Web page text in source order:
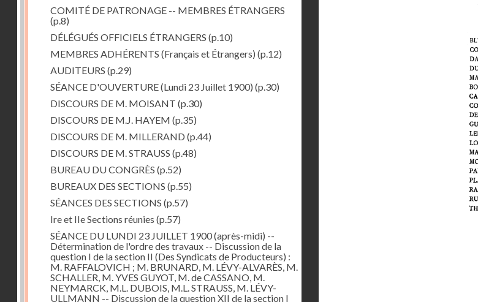
COMITÉ DE PATRONAGE -- MEMBRES ÉTRANGERS
(p.8)
DÉLÉGUÉS OFFICIELS ÉTRANGERS (p.10)
MEMBRES ADHÉRENTS (Français et Étrangers) (p.12)
AUDITEURS (p.29)
SÉANCE D'OUVERTURE (Lundi 23 Juillet 1900) (p.30)
DISCOURS DE M. MOISANT (p.30)
DISCOURS DE M.J. HAYEM (p.35)
DISCOURS DE M. MILLERAND (p.44)
DISCOURS DE M. STRAUSS (p.48)
BUREAU DU CONGRÈS (p.52)
BUREAUX DES SECTIONS (p.55)
SÉANCES DES SECTIONS (p.57)
Ire et IIe Sections réunies (p.57)
SÉANCE DU LUNDI 23 JUILLET 1900 (après-midi) --
Détermination de l'ordre des travaux -- Discussion de la
question I de la section II (Des Syndicats de Producteurs) :
M. RAFFALOVICH ; M. BRUNARD, M. LÉVY-ALVARÈS, M.
SCHALLER, M. YVES GUYOT, M. de CASSANO, M.
NEYMARCK, M.L. DUBOIS, M.L. STRAUSS, M. LÉVY-
ULLMANN -- Discussion de la question XII de la section I